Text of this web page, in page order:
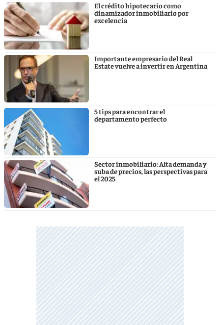
El crédito hipotecario como
dinamizador inmobiliario por
excelencia
Importante empresario del Real
Estate vuelve a invertir en Argentina
5 tips para encontrar el
departamento perfecto
Sector inmobiliario: Alta demanda y
suba de precios, las perspectivas para
el 2025